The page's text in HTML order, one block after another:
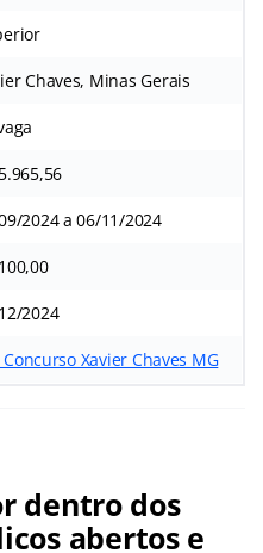
Chaves, Minas Gerais
2024 a 06/11/2024
2024
Xavier Chaves MG
dentro dos
abertos e